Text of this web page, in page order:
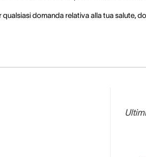
domanda relativa alla tua salute,